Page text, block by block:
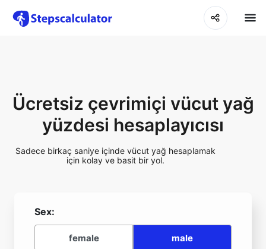
Ücretsiz çevrimiçi vücut yağ
yüzdesi hesaplayıcısı
Sadece birkaç saniye içinde vücut yağ hesaplamak
için kolay ve basit bir yol.
Sex:
female male